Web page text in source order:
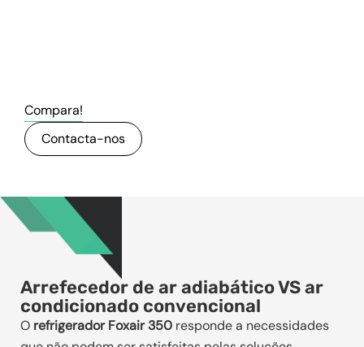
Compara!
Contacta-nos
Arrefecedor de ar adiabático VS ar
condicionado convencional
O refrigerador Foxair 350 responde a necessidades